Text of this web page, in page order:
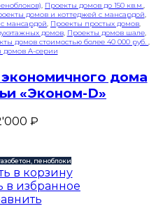
, Проекты домов до 150 кв.м.,
домов и коттеджей с мансардой,
мансардой, Проекты простых домов,
домов, Проекты домов шале,
домов стоимостью более 40 000 руб. ,
домов A-серии
дома
«Эконом-D»
₽
пеноблоки
в корзину
в избранное